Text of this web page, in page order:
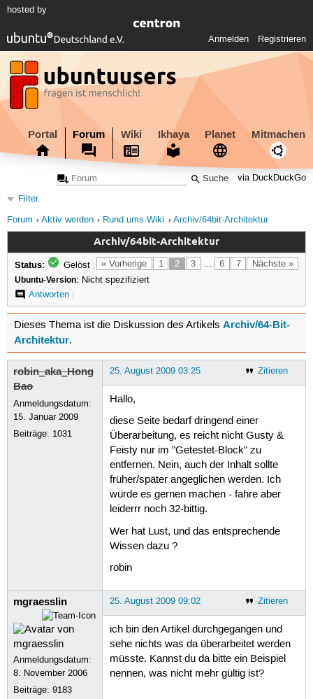
hosted by
Anmelden Registrieren
Portal Forum Wiki Ikhaya Planet Mitmachen
via DuckDuckGo
Filter
Forum
Aktiv werden Rund ums Wiki Archiv/64bit-Architektur
Archiv/64bit-Architektur
« Vorherige 1 2 3 … 6 7 Nächste »
Status: Gelöst |
Ubuntu-Version: Nicht spezifiziert
Antworten|
Dieses Thema ist die Diskussion des Artikels Archiv/64-Bit-
Architektur.
robin_aka_Hong
Bao
Anmeldungsdatum:
15. Januar 2009
Beiträge: 1031
Zitieren
25. August 2009 03:25
Hallo,
diese Seite bedarf dringend einer
Überarbeitung, es reicht nicht Gusty &
Feisty nur im "Getestet-Block" zu
entfernen. Nein, auch der Inhalt sollte
früher/später angeglichen werden. Ich
würde es gernen machen - fahre aber
leiderrr noch 32-bittig.
Wer hat Lust, und das entsprechende
Wissen dazu ?
robin
mgraesslin
Anmeldungsdatum:
8. November 2006
Beiträge:9183
Zitieren
25. August 2009 09:02
ich bin den Artikel durchgegangen und
sehe nichts was da überarbeitet werden
müsste. Kannst du da bitte ein Beispiel
nennen, was nicht mehr gültig ist?